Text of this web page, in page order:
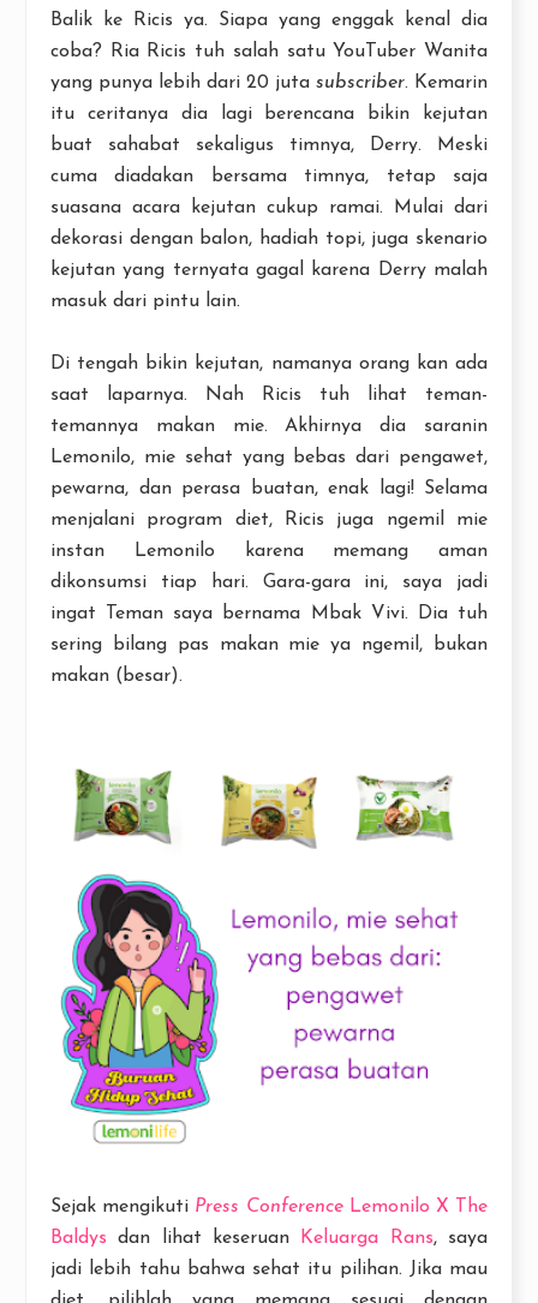
Balik ke Ricis ya. Siapa yang enggak kenal dia
coba? Ria Ricis tuh salah satu YouTuber Wanita
yang punya lebih dari 20 juta subscriber. Kemarin
itu ceritanya dia lagi berencana bikin kejutan
buat sahabat sekaligus timnya, Derry. Meski
cuma diadakan bersama timnya, tetap saja
suasana acara kejutan cukup ramai. Mulai dari
dekorasi dengan balon, hadiah topi, juga skenario
kejutan yang ternyata gagal karena Derry malah
masuk dari pintu lain.
Di tengah bikin kejutan, namanya orang kan ada
saat laparnya. Nah Ricis tuh lihat teman-
temannya makan mie. Akhirnya dia saranin
Lemonilo, mie sehat yang bebas dari pengawet,
pewarna, dan perasa buatan, enak lagi! Selama
menjalani program diet, Ricis juga ngemil mie
instan Lemonilo karena memang aman
dikonsumsi tiap hari. Gara-gara ini, saya jadi
ingat Teman saya bernama Mbak Vivi. Dia tuh
sering bilang pas makan mie ya ngemil, bukan
makan (besar).
Sejak mengikuti Press Conference Lemonilo X The
Baldys dan lihat keseruan Keluarga Rans, saya
jadi lebih tahu bahwa sehat itu pilihan. Jika mau